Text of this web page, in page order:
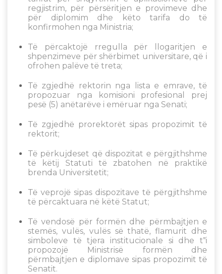
regjistrim, për përsëritjen e provimeve dhe
për diplomim dhe këto tarifa do të
konfirmohen nga Ministria;
Të përcaktojë rregulla për llogaritjen e
shpenzimeve për shërbimet universitare, që i
ofrohen palëve të treta;
Të zgjedhë rektorin nga lista e emrave, të
propozuar nga komisioni profesional prej
pesë (5) anëtarëve i emëruar nga Senati;
Të zgjedhë prorektorët sipas propozimit të
rektorit;
Të përkujdeset që dispozitat e përgjithshme
të këtij Statuti të zbatohen në praktikë
brenda Universitetit;
Të veprojë sipas dispozitave të përgjithshme
të përcaktuara në këtë Statut;
Të vendosë për formën dhe përmbajtjen e
stemës, vulës, vulës së thatë, flamurit dhe
simboleve të tjera institucionale si dhe t‟i
propozojë Ministrisë formën dhe
përmbajtjen e diplomave sipas propozimit të
Senatit.